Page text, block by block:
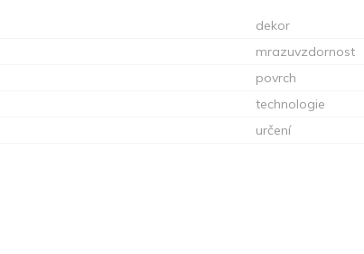
dekor
mrazuvzdornost
povrch
technologie
určení